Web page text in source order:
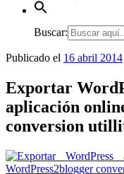
Buscar:
Publicado el 16 abril 2014
Exportar
aplicación
conversion